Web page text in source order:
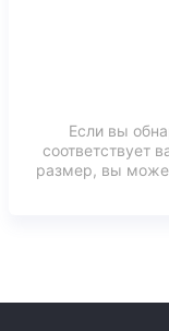
Если вы
соответствует
размер, вы